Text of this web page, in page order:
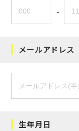
-
メールアドレス
生年月日